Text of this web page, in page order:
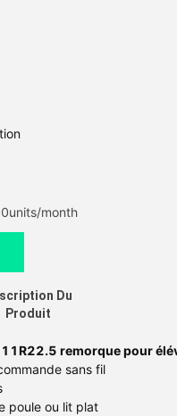
month
Du
Produit
remorque pour
sans fil
poule ou lit plat